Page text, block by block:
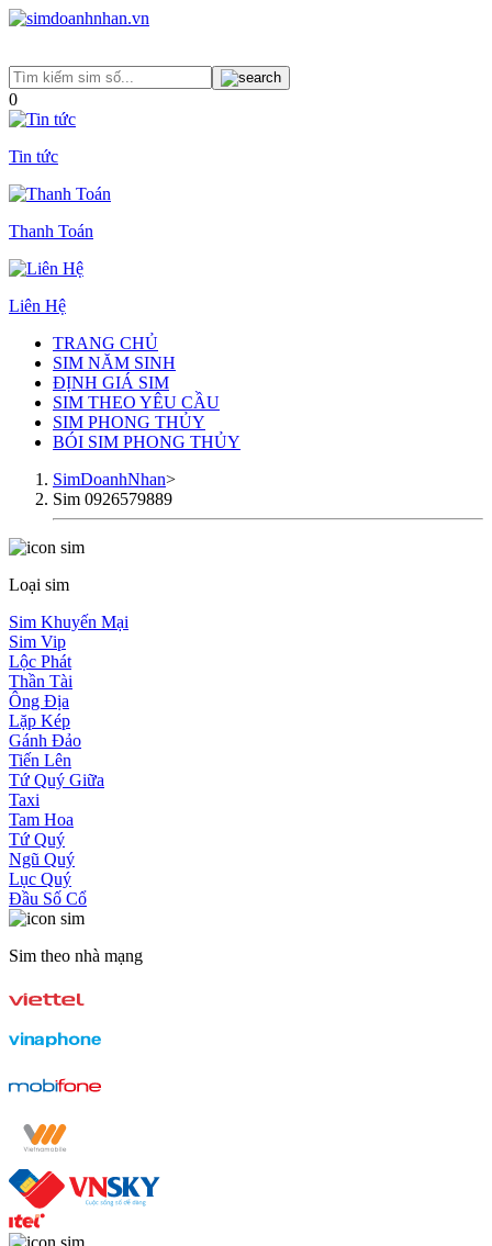
0
Tin tức
Thanh Toán
Liên Hệ
TRANG CHỦ
SIM NĂM SINH
ĐỊNH GIÁ SIM
SIM THEO YÊU CẦU
SIM PHONG THỦY
BÓI SIM PHONG THỦY
SimDoanhNhan>
Sim 0926579889
Loại sim
Sim Khuyến Mại
Sim Vip
Lộc Phát
Thần Tài
Ông Địa
Lặp Kép
Gánh Đảo
Tiến Lên
Tứ Quý Giữa
Taxi
Tam Hoa
Tứ Quý
Ngũ Quý
Lục Quý
Đầu Số Cổ
Sim theo nhà mạng